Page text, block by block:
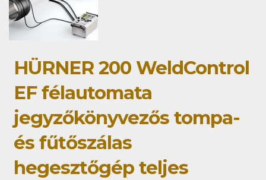
HÜRNER 200 WeldControl
EF félautomata
jegyzőkönyvezős tompa-
és fűtőszálas
hegesztőgép teljes